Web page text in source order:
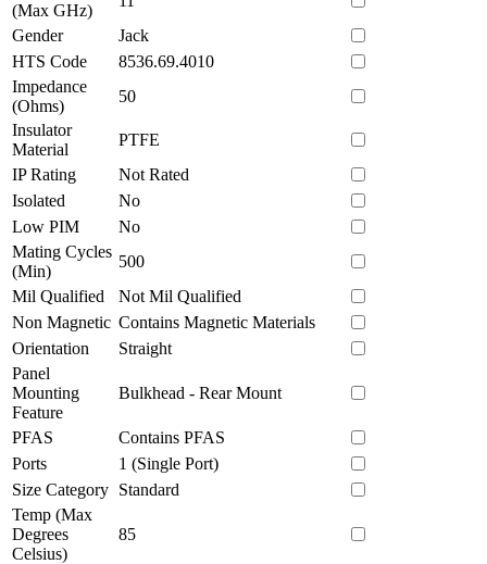
(Max GHz)
Gender
Jack
HTS Code
8536.69.4010
Impedance
(Ohms)
50
Insulator
Material
PTFE
IP Rating
Not Rated
Isolated
No
Low PIM
No
Mating Cycles
(Min)
500
Mil Qualified
Not Mil Qualified
Non Magnetic Contains Magnetic Materials
Orientation
Straight
Panel
Mounting
Feature
Bulkhead - Rear Mount
PFAS
Contains PFAS
Ports
1 (Single Port)
Size Category Standard
Temp (Max
Degrees
Celsius)
85